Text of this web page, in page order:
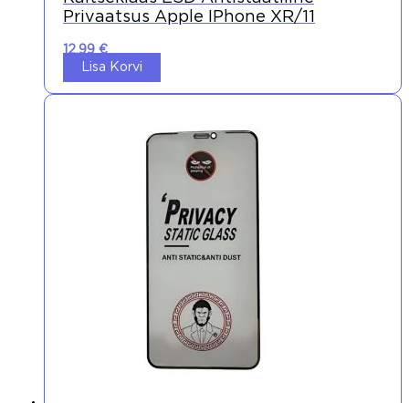
Privaatsus Apple IPhone XR/11
12,99 €
Lisa Korvi